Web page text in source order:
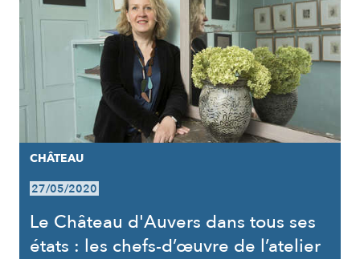
CHÂTEAU
27/05/2020
Le Château d'Auvers dans tous ses
états : les chefs-d’œuvre de l’atelier